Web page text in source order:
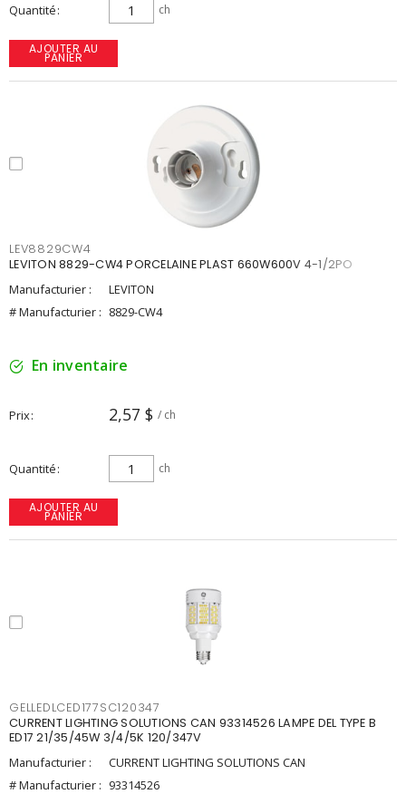
Quantité ch
AJOUTER AU
PANIER
LEV8829CW4
LEVITON 8829-CW4 PORCELAINE PLAST 660W600V 4-1/2PO
Manufacturier :
LEVITON
# Manufacturier : 8829-CW4
En inventaire
Prix 2,57 $ / ch
Quantité ch
AJOUTER AU
PANIER
GELLEDLCED177SC120347
CURRENT LIGHTING SOLUTIONS CAN 93314526 LAMPE DEL TYPE B
ED17 21/35/45W 3/4/5K 120/347V
Manufacturier :
CURRENT LIGHTING SOLUTIONS CAN
# Manufacturier : 93314526